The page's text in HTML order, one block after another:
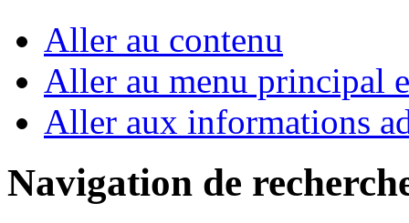
Aller au contenu
Aller au menu principal
Aller aux informations
Navigation de